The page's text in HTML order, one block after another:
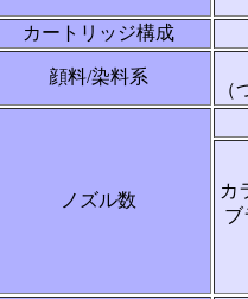
カートリッジ構成
顔料/染料系
ノズル数
カ
ブ